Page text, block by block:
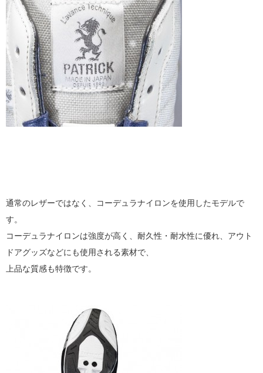
通常のレザーではなく、コーデュラナイロンを使用したモデルで
す。
コーデュラナイロンは強度が高く、耐久性・耐水性に優れ、アウト
ドアグッズなどにも使用される素材で、
上品な質感も特徴です。